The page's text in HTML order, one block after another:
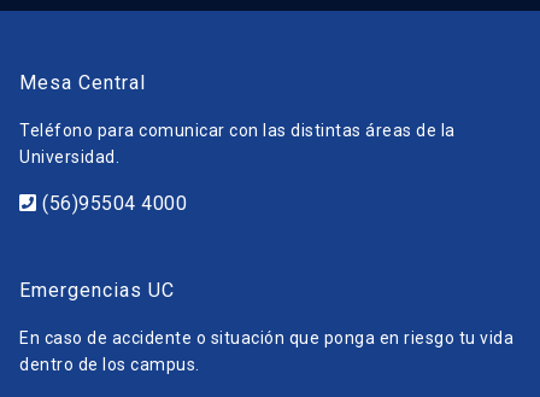
Mesa Central
Teléfono para comunicar con las distintas áreas de la
Universidad.
(56)95504 4000
Emergencias UC
En caso de accidente o situación que ponga en riesgo tu vida
dentro de los campus.